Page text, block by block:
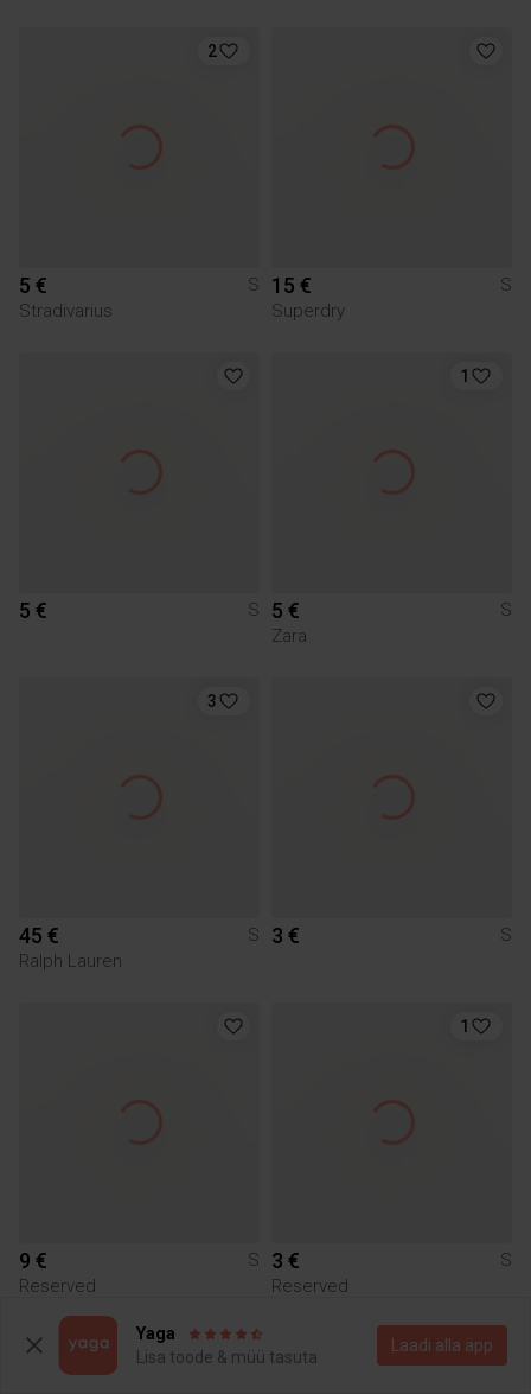
2
5 €
S
Stradivarius
15 €
S
Superdry
5 € S
1
5 €
S
Zara
3
45 €
S
Ralph Lauren
3 € S
9 €
S
Reserved
1
3 €
S
Reserved
1 2
Yaga
Lisa toode & müü tasuta
Laadi alla äpp